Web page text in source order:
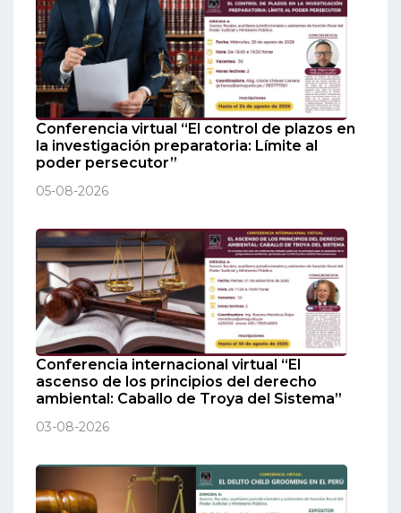
Conferencia virtual “El control de plazos en
la investigación preparatoria: Límite al
poder persecutor”
05-08-2026
Conferencia internacional virtual “El
ascenso de los principios del derecho
ambiental: Caballo de Troya del Sistema”
03-08-2026